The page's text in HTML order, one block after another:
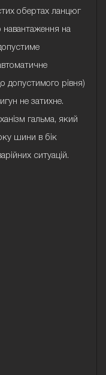
обертах ланцюг
навантаження на
допустимого рівня)
не затихне.
гальма, який
шини в бік
ситуацій.